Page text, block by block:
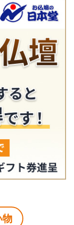
物